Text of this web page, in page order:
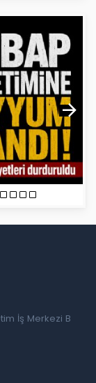
İş Merkezi B